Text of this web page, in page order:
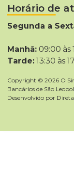
Horário de
Segunda a
Manhã: 09:00 às
Tarde: 13:30 às
Copyright © 2026 O
Bancários de São
Desenvolvido por